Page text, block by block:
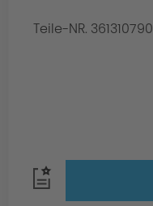
Teile-NR. 361310790